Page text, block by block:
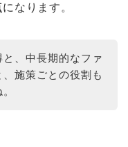
になります。
、中長期的なファ
施策ごとの役割も